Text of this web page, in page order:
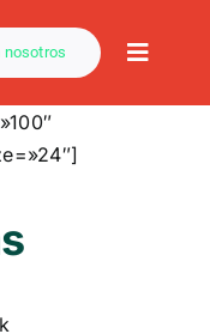
nosotros
Toggle